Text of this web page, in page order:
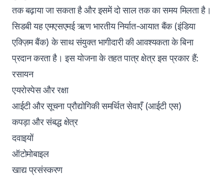
तक बढ़ाया जा सकता है और इसमें दो साल तक का समय मिलता है।
सिडबी यह एमएसएमई ऋण भारतीय निर्यात-आयात बैंक (इंडिया
एक्ज़िम बैंक) के साथ संयुक्त भागीदारी की आवश्यकता के बिना
प्रदान करता है। इस योजना के तहत पात्र क्षेत्र इस प्रकार हैं:
रसायन
एयरोस्पेस और रक्षा
आईटी और सूचना प्रौद्योगिकी समर्थित सेवाएँ (आईटी एस)
कपड़ा और संबद्ध क्षेत्र
दवाइयों
ऑटोमोबाइल
खाद्य प्रसंस्करण